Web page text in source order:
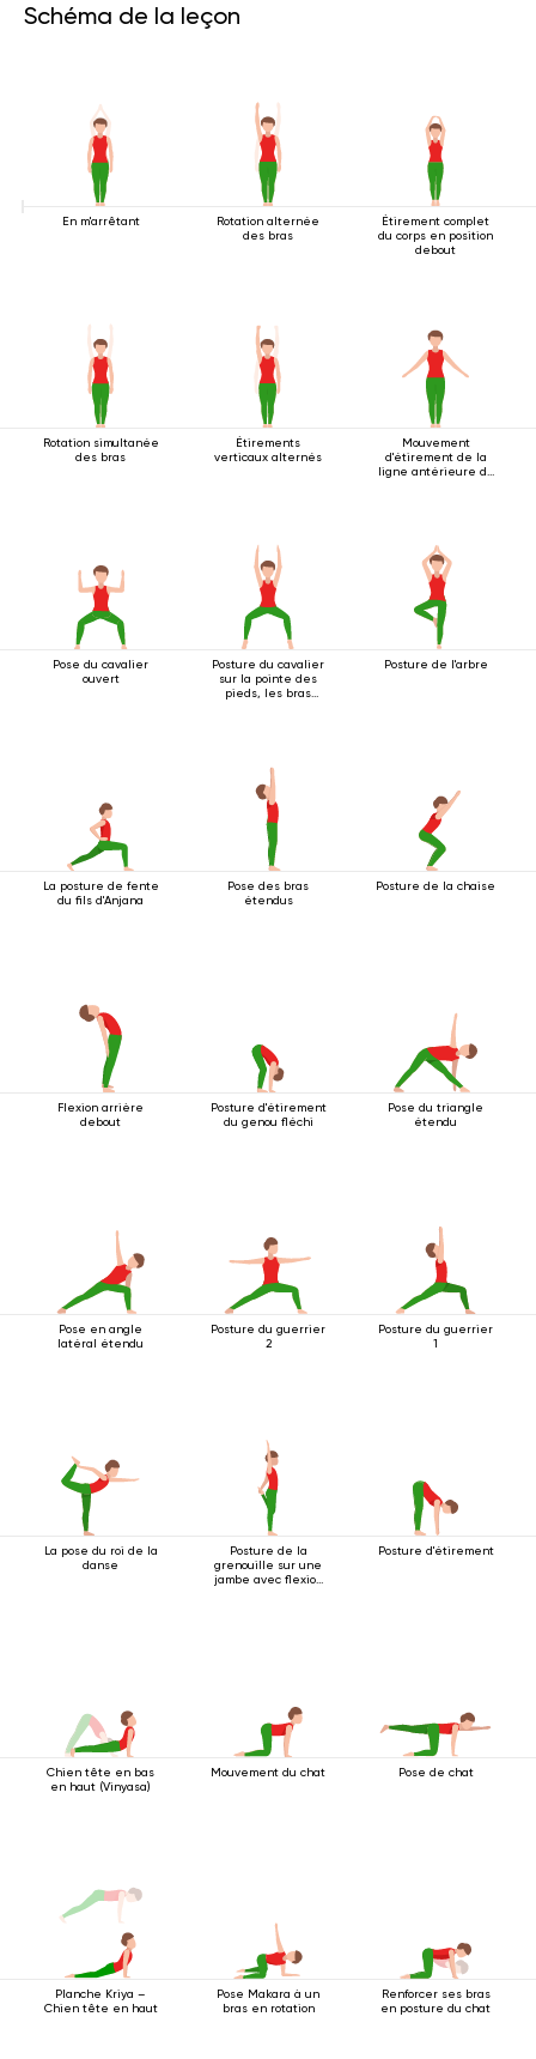
Schéma de la leçon
En m'arrêtant
Rotation alternée
des bras
Étirement complet
du corps en position
debout
Rotation simultanée
des bras
Étirements
verticaux alternés
Mouvement
d'étirement de la
ligne antérieure du
Pose du cavalier
ouvert
Posture du cavalier
sur la pointe des
pieds, les bras
Posture de l'arbre
La posture de fente
du fils d'Anjana
Pose des bras
étendus
Posture de la chaise
Flexion arrière
debout
Posture d'étirement
du genou fléchi
Pose du triangle
étendu
Pose en angle
latéral étendu
Posture du guerrier
2
Posture du guerrier
1
La pose du roi de la
danse
Posture de la
grenouille sur une
jambe avec flexion
Posture d'étirement
Chien tête en bas
en haut (Vinyasa)
Mouvement du chat Pose de chat
Planche Kriya –
Chien tête en haut
Pose Makara à un
bras en rotation
Renforcer ses bras
en posture du chat